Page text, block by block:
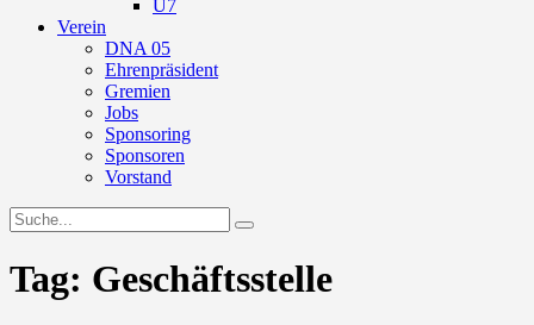
U7
Verein
DNA 05
Ehrenpräsident
Gremien
Jobs
Sponsoring
Sponsoren
Vorstand
Tag: Geschäftsstelle